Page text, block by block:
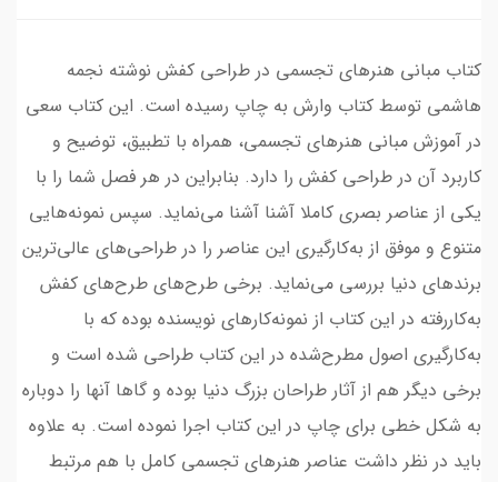
کتاب مبانی هنرهای تجسمی در طراحی کفش نوشته نجمه
هاشمی توسط کتاب وارش به چاپ رسیده است. این کتاب سعی
در آموزش مبانی هنرهای تجسمی، همراه با تطبیق، توضیح و
کاربرد آن در طراحی کفش را دارد. بنابراین در هر فصل شما را با
یکی از عناصر بصری کاملا آشنا آشنا می‌نماید. سپس نمونه‌هایی
متنوع و موفق از به‌کارگیری این عناصر را در طراحی‌های عالی‌ترین
برندهای دنیا بررسی می‌نماید. برخی طرح‌های طرح‌های کفش
به‌کار‌رفته در این کتاب از نمونه‌کارهای نویسنده بوده که با
به‌کارگیری اصول مطرح‌شده در این کتاب طراحی شده است و
برخی دیگر هم از آثار طراحان بزرگ دنیا بوده و گاها آنها را دوباره
به شکل خطی برای چاپ در این کتاب اجرا نموده است. به علاوه
باید در نظر داشت عناصر هنرهای تجسمی کامل با هم مرتبط